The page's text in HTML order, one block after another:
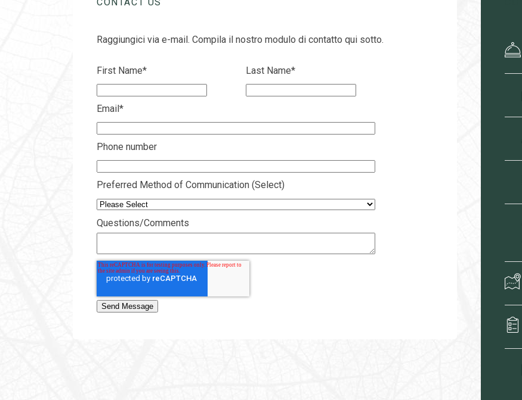
Raggiungici via e-mail. Compila il nostro modulo di contatto qui sotto.
First Name* Last Name*
Email*
Phone number
Preferred Method of Communication (Select)
Questions/Comments